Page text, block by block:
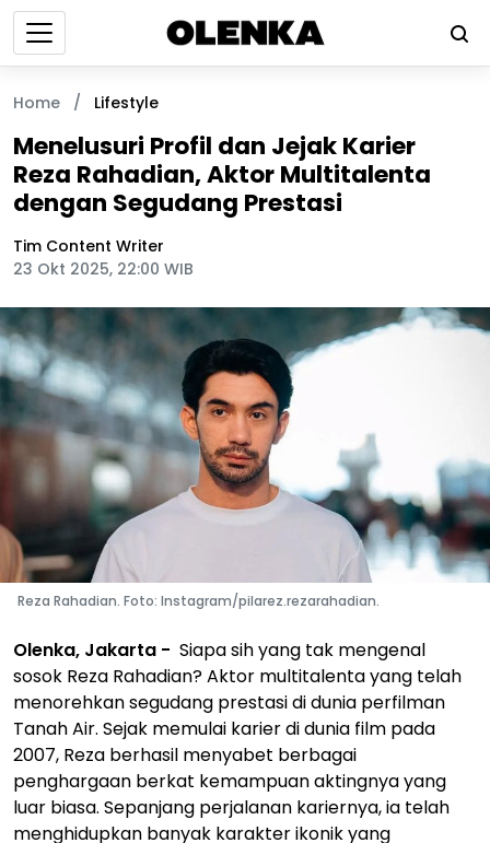
Home / Lifestyle
Menelusuri Profil dan Jejak Karier
Reza Rahadian, Aktor Multitalenta
dengan Segudang Prestasi
Tim Content Writer
23 Okt 2025, 22:00 WIB
Reza Rahadian. Foto: Instagram/pilarez.rezarahadian.
Olenka, Jakarta - Siapa sih yang tak mengenal
sosok Reza Rahadian? Aktor multitalenta yang telah
menorehkan segudang prestasi di dunia perfilman
Tanah Air. Sejak memulai karier di dunia film pada
2007, Reza berhasil menyabet berbagai
penghargaan berkat kemampuan aktingnya yang
luar biasa. Sepanjang perjalanan kariernya, ia telah
menghidupkan banyak karakter ikonik yang